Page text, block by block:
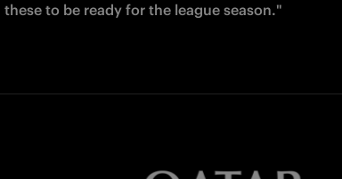
these to be ready for the league season."